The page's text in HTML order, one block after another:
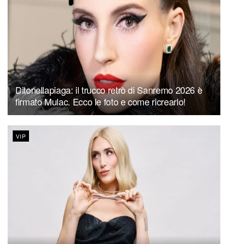
Ditonellapiaga: il trucco retrò di Sanremo 2026 è
firmato Mulac. Ecco le foto e come ricrearlo!
VIP